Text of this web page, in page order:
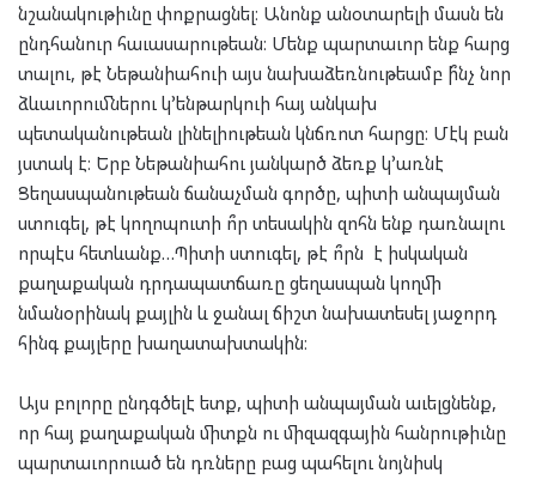
նշանակութիւնը փոքրացնել։ Անոնք անօտարելի մասն են
ընդհանուր հաւասարութեան։ Մենք պարտաւոր ենք հարց
տալու, թէ Նեթանիահուի այս նախաձեռնութեամբ ի՞նչ նոր
ձևաւորումներու կ՚ենթարկուի հայ անկախ
պետականութեան լինելիութեան կնճռոտ հարցը։ Մէկ բան
յստակ է։ Երբ Նեթանիահու յանկարծ ձեռք կ՚առնէ
Ցեղասպանութեան ճանաչման գործը, պիտի անպայման
ստուգել, թէ կողոպուտի ո՞ր տեսակին զոհն ենք դառնալու
որպէս հետևանք…Պիտի ստուգել, թէ ո՞րն է իսկական
քաղաքական դրդապատճառը ցեղասպան կողմի
նմանօրինակ քայլին և ջանալ ճիշտ նախատեսել յաջորդ
հինգ քայլերը խաղատախտակին։
Այս բոլորը ընդգծելէ ետք, պիտի անպայման աւելցնենք,
որ հայ քաղաքական միտքն ու միզազգային հանրութիւնը
պարտաւորուած են դռները բաց պահելու նոյնիսկ